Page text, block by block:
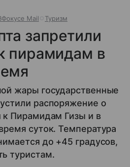
Mail Туризм
запретили
пирамидам в
жары государственные
распоряжение о
к Пирамидам Гизы и в
суток. Температура
до +45 градусов,
туристам.